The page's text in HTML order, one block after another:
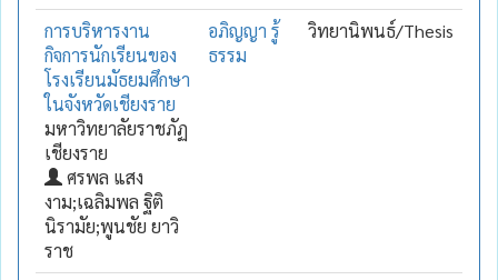
การบริหารงาน
กิจการนักเรียนของ
โรงเรียนมัธยมศึกษา
ในจังหวัดเชียงราย
มหาวิทยาลัยราชภัฏ
เชียงราย
ศรพล แสง
งาม;เฉลิมพล ฐิติ
นิรามัย;พูนชัย ยาวิ
ราช
อภิญญา รู้
ธรรม
วิทยานิพนธ์/Thesis